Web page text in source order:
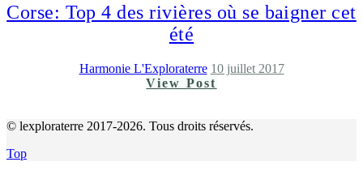
Corse: Top 4 des rivières où se baigner cet
été
Harmonie L'Exploraterre 10 juillet 2017
View Post
© lexploraterre 2017-2026. Tous droits réservés.
Top